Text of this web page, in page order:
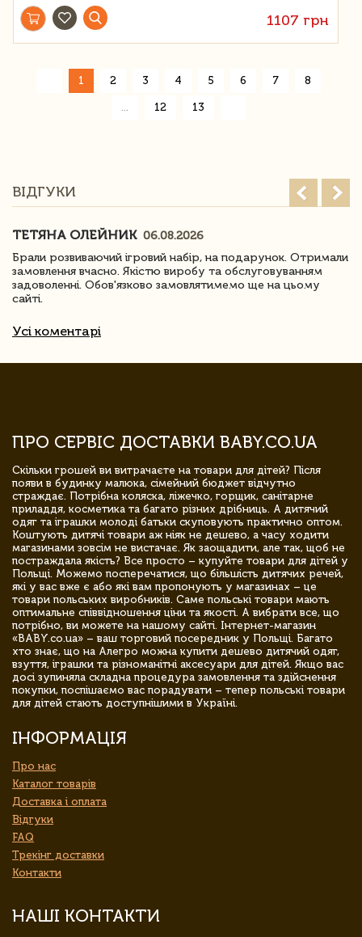
1107 грн
1 2 3 4 5 6 7 8
12 13
ВІДГУКИ
ТЕТЯНА ОЛЕЙНИК 06.08.2026
Брали розвиваючий ігровий набір, на подарунок. Отримали
замовлення вчасно. Якістю виробу та обслуговуванням
задоволенні. Обов'язково замовлятимемо ще на цьому
сайті.
Усі коментарі
ПРО СЕРВІС ДОСТАВКИ BABY.CO.UA
Скільки грошей ви витрачаєте на товари для дітей? Після
появи в будинку малюка, сімейний бюджет відчутно
страждає. Потрібна коляска, ліжечко, горщик, санітарне
приладдя, косметика та багато різних дрібниць. А дитячий
одяг та іграшки молоді батьки скуповують практично оптом.
Коштують дитячі товари аж ніяк не дешево, а часу ходити
магазинами зовсім не вистачає. Як заощадити, але так, щоб не
постраждала якість? Все просто – купуйте товари для дітей у
Польщі. Можемо посперечатися, що більшість дитячих речей,
які у вас вже є або які вам пропонують у магазинах – це
товари польських виробників. Саме польські товари мають
оптимальне співвідношення ціни та якості. А вибрати все, що
потрібно, ви можете на нашому сайті. Інтернет-магазин
«BABY.co.ua» – ваш торговий посередник у Польщі. Багато
хто знає, що на Алегро можна купити дешево дитячий одяг,
взуття, іграшки та різноманітні аксесуари для дітей. Якщо вас
досі зупиняла складна процедура замовлення та здійснення
покупки, поспішаємо вас порадувати – тепер польські товари
для дітей стають доступнішими в Україні.
ІНФОРМАЦІЯ
Про нас
Каталог товарів
Доставка і оплата
Відгуки
FAQ
Трекінг доставки
Контакти
НАШІ КОНТАКТИ